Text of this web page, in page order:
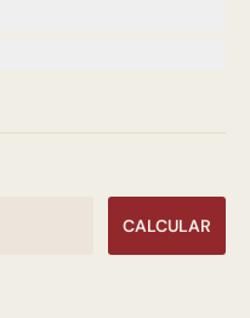
CALCULAR